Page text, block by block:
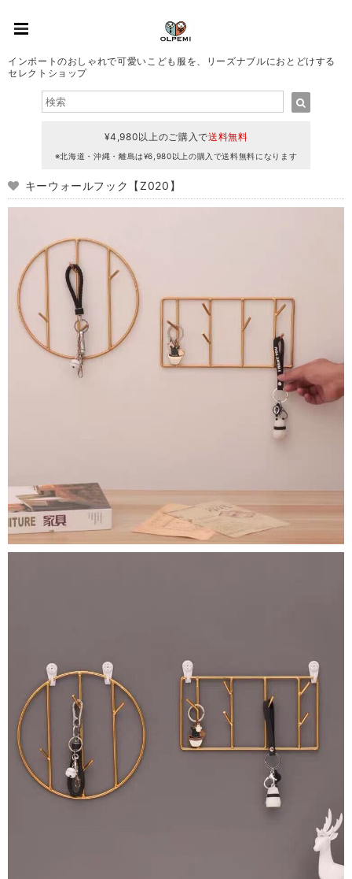
インポートのおしゃれで可愛いこども服を、リーズナブルにおとどけする
セレクトショップ
¥4,980以上のご購入で送料無料
※北海道・沖縄・離島は¥6,980以上の購入で送料無料になります
キーウォールフック【Z020】